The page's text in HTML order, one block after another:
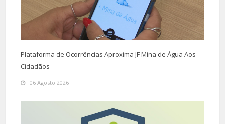
Plataforma de Ocorrências Aproxima JF Mina de Água Aos
Cidadãos
06 Agosto 2026